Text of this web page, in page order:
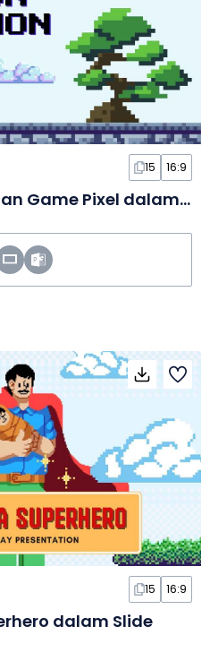
15 16:9
Hackathon Pembuatan Game Pixel dalam Slide
15 16:9
dalam Slide